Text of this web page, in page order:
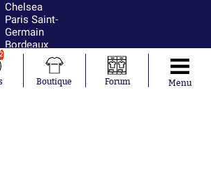
Chelsea
Paris Saint-
Germain
Bordeaux
Olympique
2
Boutique Forum Menu